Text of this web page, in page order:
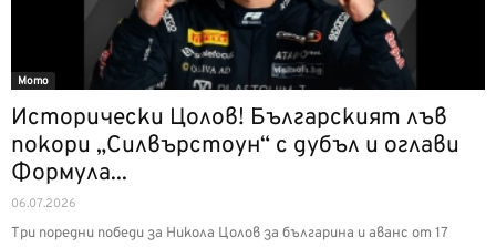
Мото
Исторически Цолов! Българският лъв
покори „Силвърстоун“ с дубъл и оглави
Формула...
06.07.2026
Три поредни победи за Никола Цолов за българина и аванс от 17